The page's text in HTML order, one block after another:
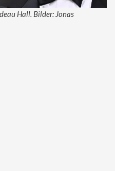
Hall. Bilder: Jonas